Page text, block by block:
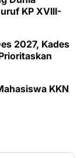
KP XVIII-
2027, Kades
KKN